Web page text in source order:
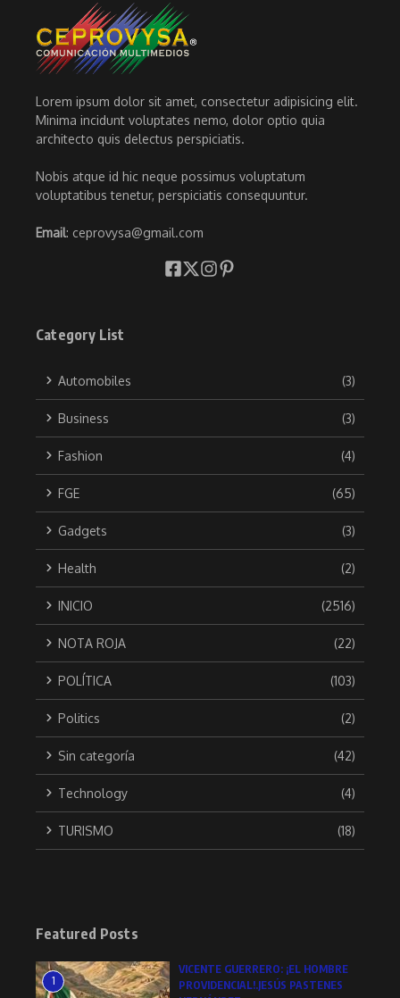
Lorem ipsum dolor sit amet, consectetur adipisicing elit.
Minima incidunt voluptates nemo, dolor optio quia
architecto quis delectus perspiciatis.
Nobis atque id hic neque possimus voluptatum
voluptatibus tenetur, perspiciatis consequuntur.
Email: ceprovysa@gmail.com
Category List
Automobiles (3)
Business (3)
Fashion (4)
FGE (65)
Gadgets (3)
Health (2)
INICIO (2516)
NOTA ROJA (22)
POLÍTICA (103)
Politics (2)
Sin categoría (42)
Technology (4)
TURISMO (18)
Featured Posts
1
VICENTE GUERRERO: ¡EL HOMBRE
PROVIDENCIAL!.JESÚS PASTENES